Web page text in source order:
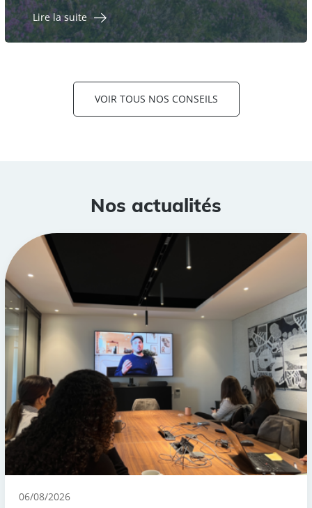
Lire la suite
VOIR TOUS NOS CONSEILS
Nos actualités
06/08/2026